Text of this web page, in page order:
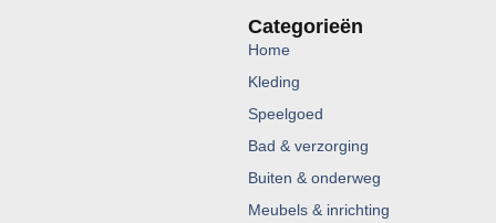
Categorieën
Home
Kleding
Speelgoed
Bad & verzorging
Buiten & onderweg
Meubels & inrichting